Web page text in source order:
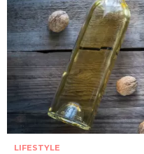
LIFESTYLE